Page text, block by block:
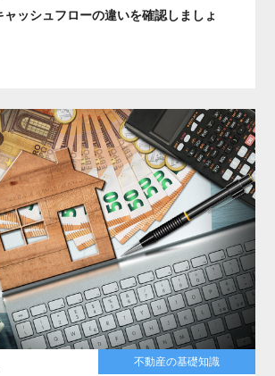
ッシュフローの違いを確認しましょ
不動産の基礎知識